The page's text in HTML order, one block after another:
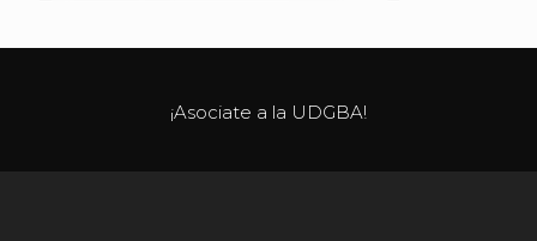
¡Asociate a la UDGBA!